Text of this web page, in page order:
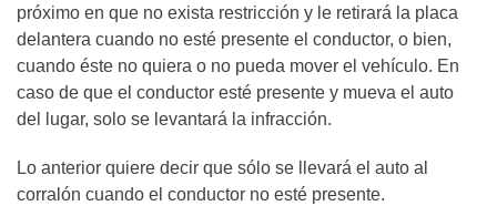
próximo en que no exista restricción y le retirará la placa
delantera cuando no esté presente el conductor, o bien,
cuando éste no quiera o no pueda mover el vehículo. En
caso de que el conductor esté presente y mueva el auto
del lugar, solo se levantará la infracción.
Lo anterior quiere decir que sólo se llevará el auto al
corralón cuando el conductor no esté presente.